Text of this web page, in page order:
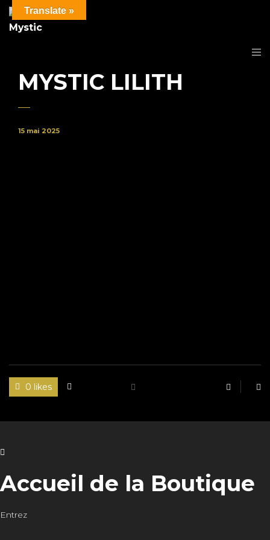
MYSTIC LILITH
15 mai 2025
0 likes
Accueil de la Boutique
Entrez
Translate »